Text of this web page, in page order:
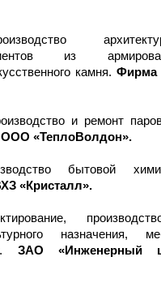
из
камня.
и ремонт
ООО «ТеплоВолдон».
бытовой
«Кристалл».
назначения,
ЗАО «Инженерный